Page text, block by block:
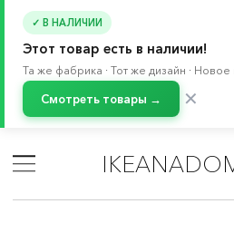
✓ В НАЛИЧИИ
Этот товар есть в наличии!
Та же фабрика · Тот же дизайн · Новое
Смотреть товары → ✕
Товары для детей 3-7 лет
/
Игрушки и товары для творчества